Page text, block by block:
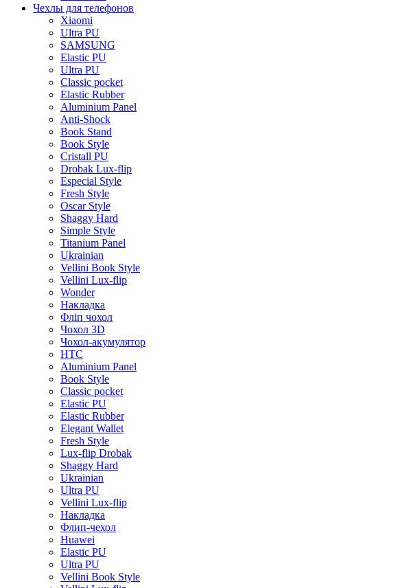
Чехлы для телефонов
Xiaomi
Ultra PU
SAMSUNG
Elastic PU
Ultra PU
Classic pocket
Elastic Rubber
Aluminium Panel
Anti-Shock
Book Stand
Book Style
Cristall PU
Drobak Lux-flip
Especial Style
Fresh Style
Oscar Style
Shaggy Hard
Simple Style
Titanium Panel
Ukrainian
Vellini Book Style
Vellini Lux-flip
Wonder
Накладка
Фліп чохол
Чохол 3D
Чохол-акумулятор
HTC
Aluminium Panel
Book Style
Classic pocket
Elastic PU
Elastic Rubber
Elegant Wallet
Fresh Style
Lux-flip Drobak
Shaggy Hard
Ukrainian
Ultra PU
Vellini Lux-flip
Накладка
Флип-чехол
Huawei
Elastic PU
Ultra PU
Vellini Book Style